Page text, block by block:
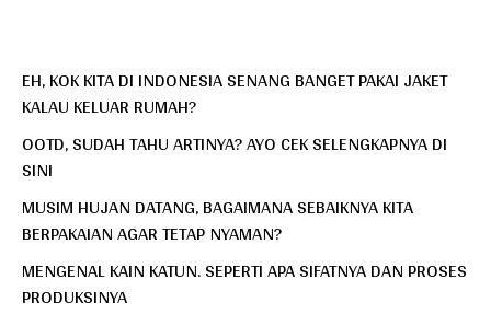
EH, KOK KITA DI INDONESIA SENANG BANGET PAKAI JAKET
KALAU KELUAR RUMAH?
OOTD, SUDAH TAHU ARTINYA? AYO CEK SELENGKAPNYA DI
SINI
MUSIM HUJAN DATANG, BAGAIMANA SEBAIKNYA KITA
BERPAKAIAN AGAR TETAP NYAMAN?
MENGENAL KAIN KATUN. SEPERTI APA SIFATNYA DAN PROSES
PRODUKSINYA